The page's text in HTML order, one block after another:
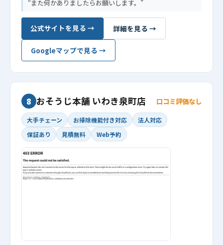
また何かありましたらお願いします。
公式サイトを見る → 詳細を見る →
Googleマップで見る →
8 おそうじ本舗 いわき泉町店 口コミ評価なし
大手チェーン お掃除機能付き対応
法人対応
保証あり
見積無料 Web予約